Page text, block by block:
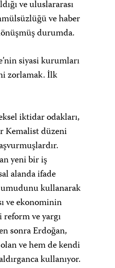
ve uluslararası
ve haber
durumda.
siyasi kurumları
zorlamak. İlk
iktidar odakları,
Kemalist düzeni
yeni bir iş
alanda ifade
kullanarak
ve ekonominin
ve yargı
sonra Erdoğan,
ve hem de kendi
kullanıyor.